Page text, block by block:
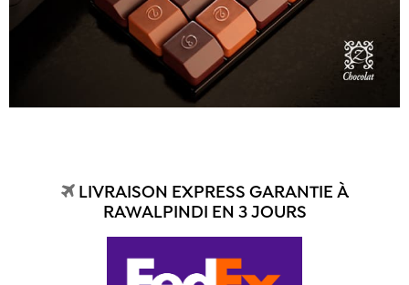
LIVRAISON EXPRESS GARANTIE À
RAWALPINDI EN 3 JOURS